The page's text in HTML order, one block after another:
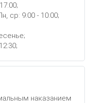
ср: 9:00 - 10:00;
наказанием